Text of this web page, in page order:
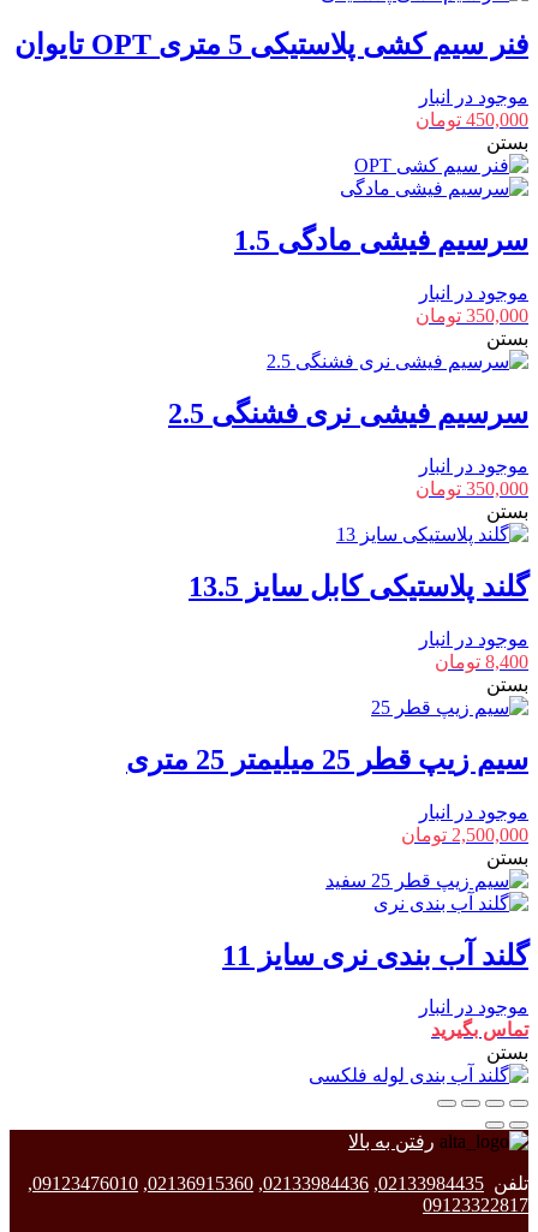
فنر سیم کشی پلاستیکی 5 متری OPT تایوان
موجود در انبار
450,000 تومان
بستن
سرسیم فیشی مادگی 1.5
موجود در انبار
350,000 تومان
بستن
سرسیم فیشی نری فشنگی 2.5
موجود در انبار
350,000 تومان
بستن
گلند پلاستیکی کابل سایز 13.5
موجود در انبار
8,400 تومان
بستن
سیم زیپ قطر 25 میلیمتر 25 متری
موجود در انبار
2,500,000 تومان
بستن
گلند آب بندی نری سایز 11
موجود در انبار
تماس بگیرید
بستن
رفتن به بالا
تلفن 02133984435
,
02133984436
,
02136915360
,
09123476010
,
09123322817